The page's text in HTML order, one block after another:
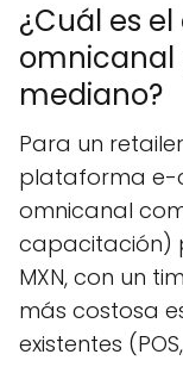
¿Cuál es
omnicanal
mediano?
Para un
plataforma e-
omnicanal
capacitación)
MXN, con un
más costosa
existentes (POS,